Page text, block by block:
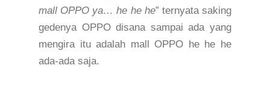
mall OPPO ya… he he he” ternyata saking
gedenya OPPO disana sampai ada yang
mengira itu adalah mall OPPO he he he
ada-ada saja.